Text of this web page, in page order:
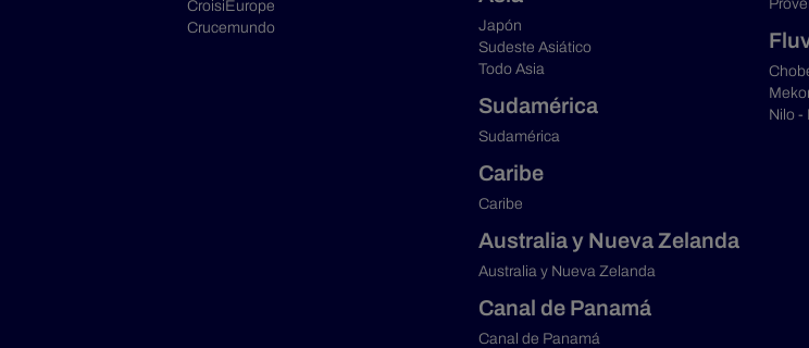
CroisiEurope
Crucemundo
Japón
Sudeste Asiático
Todo Asia
Sudamérica
Sudamérica
Caribe
Caribe
Australia y Nueva Zelanda
Australia y Nueva Zelanda
Canal de Panamá
Canal de Panamá
Nilo -